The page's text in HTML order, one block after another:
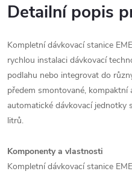
Detailní popis
Kompletní dávkovací stanice
rychlou instalaci dávkovací
podlahu nebo integrovat do
předem smontované, kompaktní
automatické dávkovací jednotky
litrů.
Komponenty a vlastnosti
Kompletní dávkovací stanice